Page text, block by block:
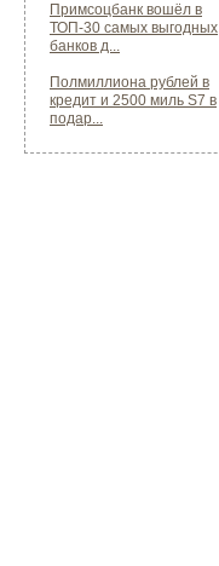
Примсоцбанк вошёл в
ТОП-30 самых выгодных
банков д...
Полмиллиона рублей в
кредит и 2500 миль S7 в
подар...